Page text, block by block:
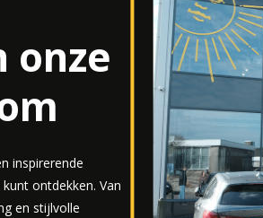
onze
inspirerende
ontdekken. Van
en stijlvolle